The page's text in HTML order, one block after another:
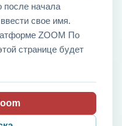
после начала
свое имя.
ZOOM По
странице будет